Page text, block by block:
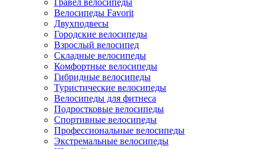
Гравел велосипеды
Велосипеды Favorit
Двухподвесы
Городские велосипеды
Взрослый велосипед
Складные велосипеды
Комфортные велосипеды
Гибридные велосипеды
Туристические велосипеды
Велосипеды для фитнеса
Подростковые велосипеды
Спортивные велосипеды
Профессиональные велосипеды
Экстремальные велосипеды